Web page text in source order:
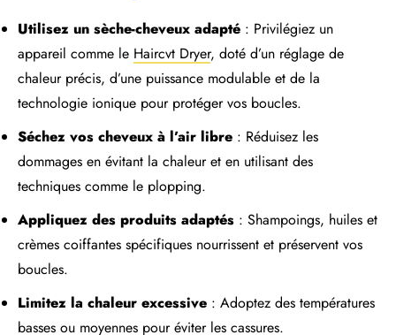
Utilisez un sèche-cheveux adapté : Privilégiez un
appareil comme le Haircvt Dryer, doté d’un réglage de
chaleur précis, d’une puissance modulable et de la
technologie ionique pour protéger vos boucles.
Séchez vos cheveux à l’air libre : Réduisez les
dommages en évitant la chaleur et en utilisant des
techniques comme le plopping.
Appliquez des produits adaptés : Shampoings, huiles et
crèmes coiffantes spécifiques nourrissent et préservent vos
boucles.
Limitez la chaleur excessive : Adoptez des températures
basses ou moyennes pour éviter les cassures.